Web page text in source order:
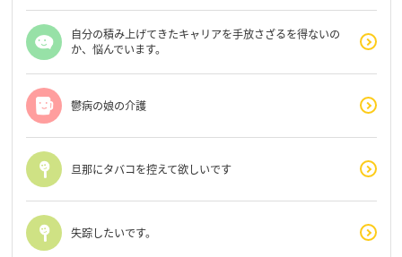
自分の積み上げてきたキャリアを手放さざるを得ないの
か、悩んでいます。
鬱病の娘の介護
旦那にタバコを控えて欲しいです
失踪したいです。